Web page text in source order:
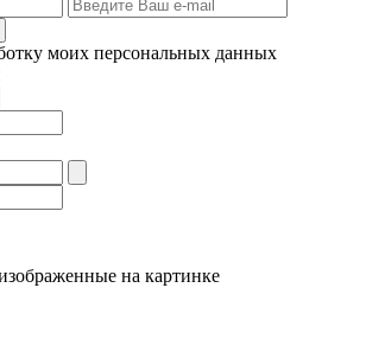
моих персональных данных
на картинке